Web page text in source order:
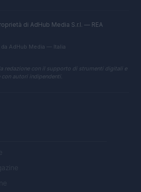
di AdHub Media S.r.l. — REA
AdHub Media — Italia
redazione con il supporto di strumenti digitali e
autori indipendenti.